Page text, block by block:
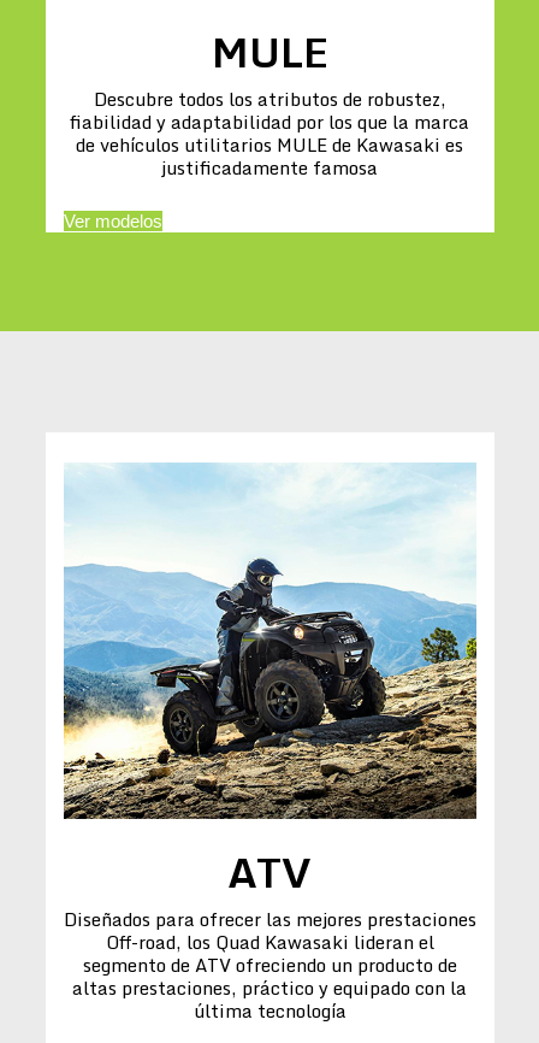
MULE
Descubre todos los atributos de robustez,
fiabilidad y adaptabilidad por los que la marca
de vehículos utilitarios MULE de Kawasaki es
justificadamente famosa
Ver modelos
ATV
Diseñados para ofrecer las mejores prestaciones
Off-road, los Quad Kawasaki lideran el
segmento de ATV ofreciendo un producto de
altas prestaciones, práctico y equipado con la
última tecnología